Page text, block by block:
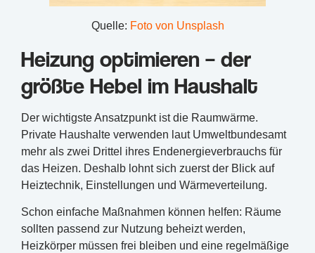
Quelle: Foto von Unsplash
Heizung optimieren – der
größte Hebel im Haushalt
Der wichtigste Ansatzpunkt ist die Raumwärme.
Private Haushalte verwenden laut Umweltbundesamt
mehr als zwei Drittel ihres Endenergieverbrauchs für
das Heizen. Deshalb lohnt sich zuerst der Blick auf
Heiztechnik, Einstellungen und Wärmeverteilung.
Schon einfache Maßnahmen können helfen: Räume
sollten passend zur Nutzung beheizt werden,
Heizkörper müssen frei bleiben und eine regelmäßige